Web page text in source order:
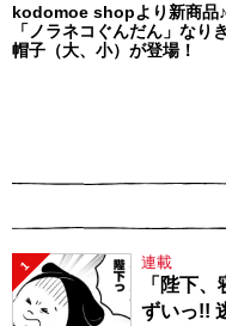
kodomoe shopより新商品♪
「ノラネコぐんだん」なり
帽子（大、小）が登場！
1 連載
「陛下
ずいっ!!